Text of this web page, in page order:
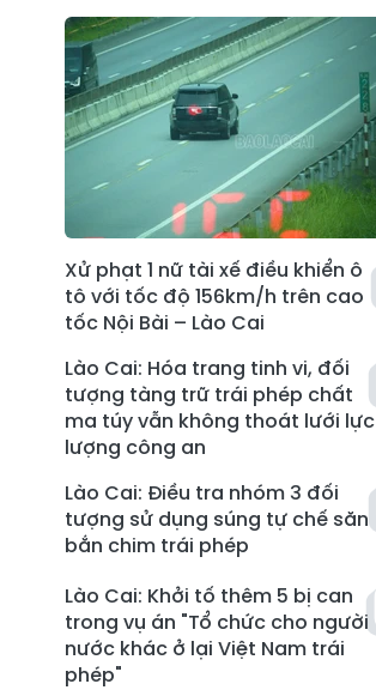
Xử phạt 1 nữ tài xế điều khiển ô
tô với tốc độ 156km/h trên cao
tốc Nội Bài – Lào Cai
Lào Cai: Hóa trang tinh vi, đối
tượng tàng trữ trái phép chất
ma túy vẫn không thoát lưới lực
lượng công an
Lào Cai: Điều tra nhóm 3 đối
tượng sử dụng súng tự chế săn
bắn chim trái phép
Lào Cai: Khởi tố thêm 5 bị can
trong vụ án "Tổ chức cho người
nước khác ở lại Việt Nam trái
phép"